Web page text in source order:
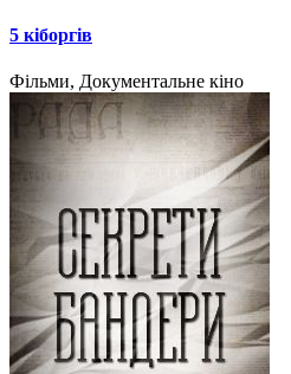
5 кіборгів
Фільми, Документальне кіно